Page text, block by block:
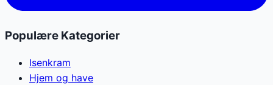
Populære Kategorier
Isenkram
Hjem og have